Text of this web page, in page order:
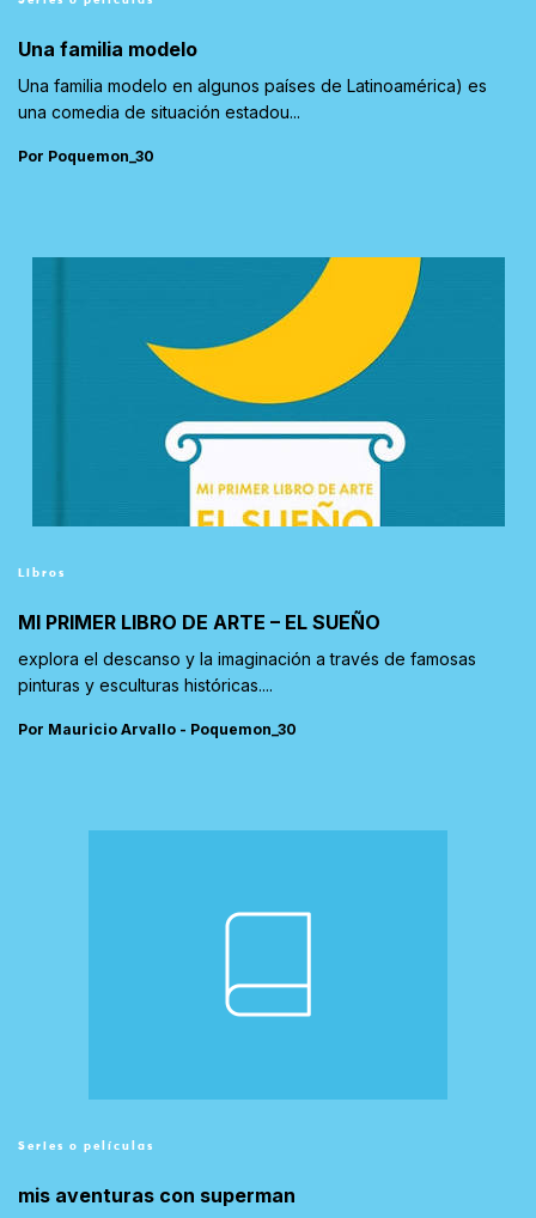
Una familia modelo
Una familia modelo en algunos países de Latinoamérica) es
una comedia de situación estadou...
Por Poquemon_30
Libros
MI PRIMER LIBRO DE ARTE – EL SUEÑO
explora el descanso y la imaginación a través de famosas
pinturas y esculturas históricas....
Por Mauricio Arvallo - Poquemon_30
Series o películas
mis aventuras con superman